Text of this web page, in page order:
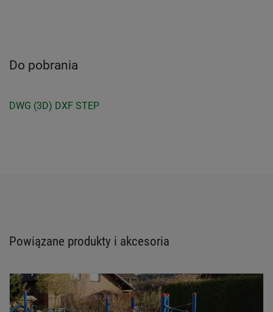
Do pobrania
DWG (3D) DXF STEP
Powiązane produkty i akcesoria